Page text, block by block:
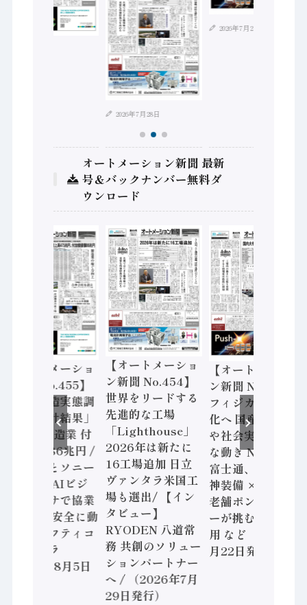
2026年7月28日
2026年7月21日
オートメーション新聞 最新
号＆バックナンバー無料ダ
ウンロード
【オートメーショ
ン新聞 No.455】
「経済構造実態調
査二次集計結果」
2024年製造業 付
加価値額86兆円 /
三菱電機とソニー
セミコン AIビジ
ョンセンサで協業
/ IDEC、安全に動
かすセーフティコ
ントローラ
（2026年8月5日
【オートメーショ
ン新聞 No.454】
世界をリードする
先進的な工場
「Lighthouse」
2026年は新たに
16工場追加 日立
ヴァンタラ米国工
場も選出/ 【イン
タビュー】
RYODEN 八道常
務 共創のソリュー
ションパートナー
へ / （2026年7月
29日発行）
【オートメーショ
ン新聞 No.453】
フィジカルAI本格
化へ 国産AI開発
や社会実装に活発
な動き Noetra、
富士通、日立 / 兵
神装備 × HMS、
老舗ポンプメーカ
ーが挑むデータ活
用 など（2026年7
月22日発行）